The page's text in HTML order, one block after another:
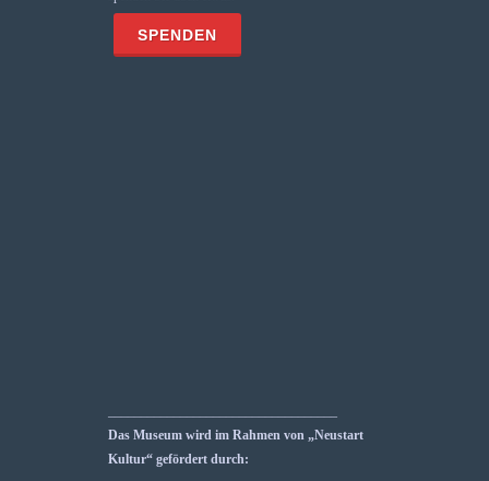
Das Museum wird im Rahmen von „Neustart
Kultur“ gefördert durch: